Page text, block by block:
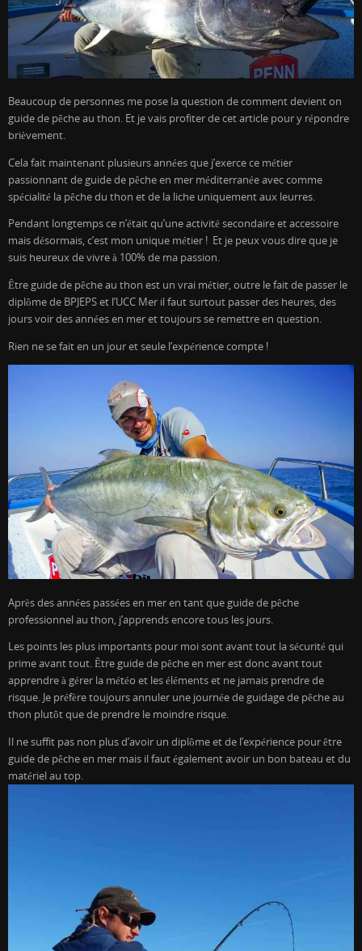
Beaucoup de personnes me pose la question de comment devient on
guide de pêche au thon. Et je vais profiter de cet article pour y répondre
brièvement.
Cela fait maintenant plusieurs années que j’exerce ce métier
passionnant de guide de pêche en mer méditerranée avec comme
spécialité la pêche du thon et de la liche uniquement aux leurres.
Pendant longtemps ce n’était qu’une activité secondaire et accessoire
mais désormais, c’est mon unique métier ! Et je peux vous dire que je
suis heureux de vivre à 100% de ma passion.
Être guide de pêche au thon est un vrai métier, outre le fait de passer le
diplôme de BPJEPS et l’UCC Mer il faut surtout passer des heures, des
jours voir des années en mer et toujours se remettre en question.
Rien ne se fait en un jour et seule l’expérience compte !
Après des années passées en mer en tant que guide de pêche
professionnel au thon, j’apprends encore tous les jours.
Les points les plus importants pour moi sont avant tout la sécurité qui
prime avant tout. Être guide de pêche en mer est donc avant tout
apprendre à gérer la météo et les éléments et ne jamais prendre de
risque. Je préfère toujours annuler une journée de guidage de pêche au
thon plutôt que de prendre le moindre risque.
Il ne suffit pas non plus d’avoir un diplôme et de l’expérience pour être
guide de pêche en mer mais il faut également avoir un bon bateau et du
matériel au top.